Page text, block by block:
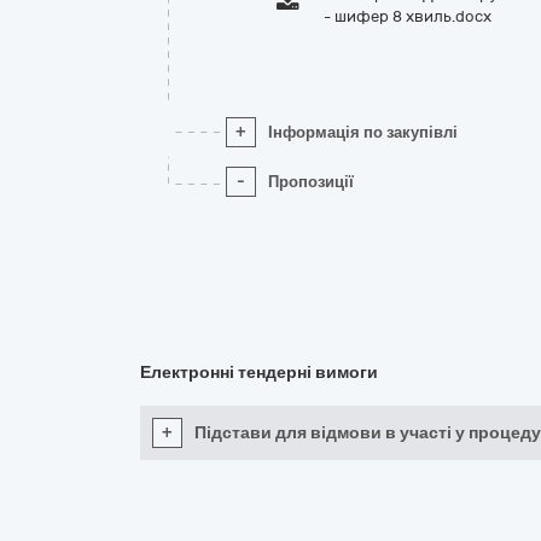
- шифер 8 хвиль.docx
+ Інформація по закупівлі
- Пропозиції
Електронні тендерні вимоги
+ Підстави для відмови в участі у